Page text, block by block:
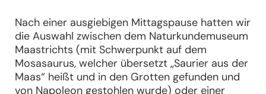
Nach einer ausgiebigen Mittagspause hatten wir
die Auswahl zwischen dem Naturkundemuseum
Maastrichts (mit Schwerpunkt auf dem
Mosasaurus, welcher übersetzt „Saurier aus der
Maas“ heißt und in den Grotten gefunden und
von Napoleon gestohlen wurde) oder einer